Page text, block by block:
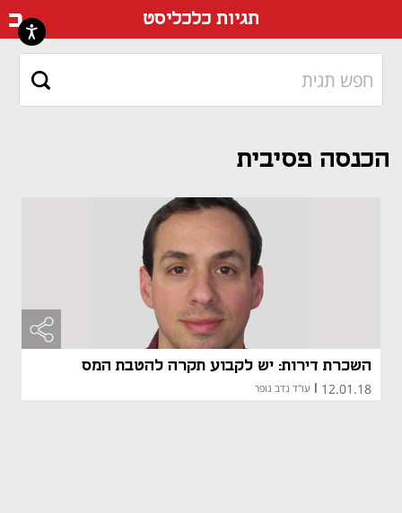
תגיות כלכליסט
הכנסה פסיבית
השכרת דירות: יש לקבוע תקרה להטבת המס
12.01.18 עו"ד נדב גופר